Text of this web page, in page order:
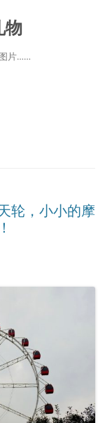
物
片……
轮，小小的摩